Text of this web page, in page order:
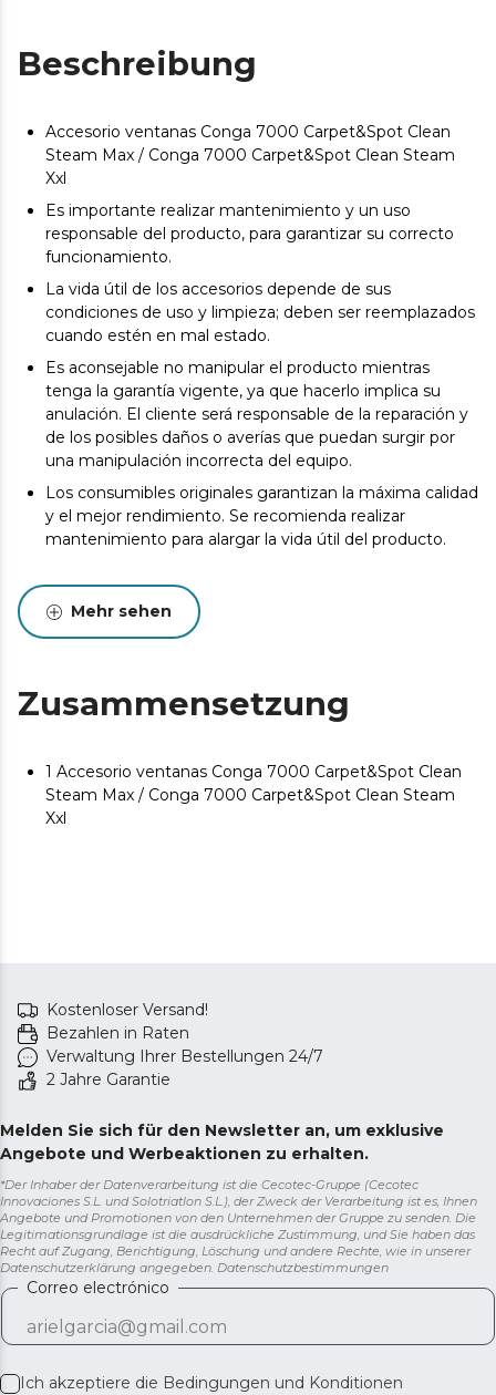
Beschreibung
Accesorio ventanas Conga 7000 Carpet&Spot Clean
Steam Max / Conga 7000 Carpet&Spot Clean Steam
Xxl
Es importante realizar mantenimiento y un uso
responsable del producto, para garantizar su correcto
funcionamiento.
La vida útil de los accesorios depende de sus
condiciones de uso y limpieza; deben ser reemplazados
cuando estén en mal estado.
Es aconsejable no manipular el producto mientras
tenga la garantía vigente, ya que hacerlo implica su
anulación. El cliente será responsable de la reparación y
de los posibles daños o averías que puedan surgir por
una manipulación incorrecta del equipo.
Los consumibles originales garantizan la máxima calidad
y el mejor rendimiento. Se recomienda realizar
mantenimiento para alargar la vida útil del producto.
Mehr sehen
Zusammensetzung
1 Accesorio ventanas Conga 7000 Carpet&Spot Clean
Steam Max / Conga 7000 Carpet&Spot Clean Steam
Xxl
Kostenloser Versand!
Bezahlen in Raten
Verwaltung Ihrer Bestellungen 24/7
2 Jahre Garantie
Melden Sie sich für den Newsletter an, um exklusive
Angebote und Werbeaktionen zu erhalten.
*Der Inhaber der Datenverarbeitung ist die Cecotec-Gruppe (Cecotec
Innovaciones S.L. und Solotriatlon S.L.), der Zweck der Verarbeitung ist es, Ihnen
Angebote und Promotionen von den Unternehmen der Gruppe zu senden. Die
Legitimationsgrundlage ist die ausdrückliche Zustimmung, und Sie haben das
Recht auf Zugang, Berichtigung, Löschung und andere Rechte, wie in unserer
Datenschutzerklärung angegeben. Datenschutzbestimmungen
Correo electrónico
Ich akzeptiere die Bedingungen und Konditionen